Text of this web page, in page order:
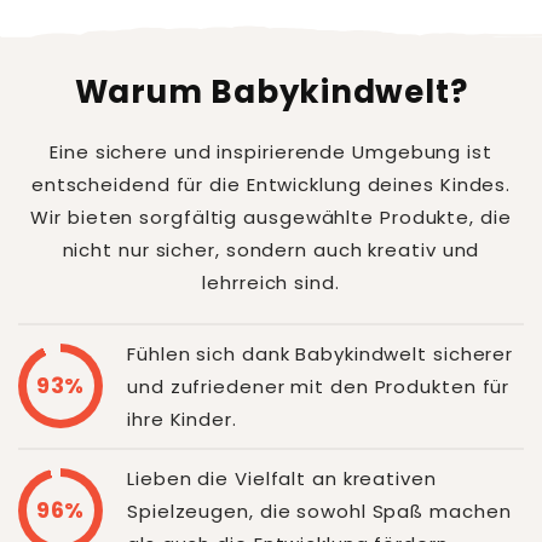
Warum Babykindwelt?
Eine sichere und inspirierende Umgebung ist
entscheidend für die Entwicklung deines Kindes.
Wir bieten sorgfältig ausgewählte Produkte, die
nicht nur sicher, sondern auch kreativ und
lehrreich sind.
93%
Fühlen sich dank Babykindwelt sicherer
und zufriedener mit den Produkten für
ihre Kinder.
96%
Lieben die Vielfalt an kreativen
Spielzeugen, die sowohl Spaß machen